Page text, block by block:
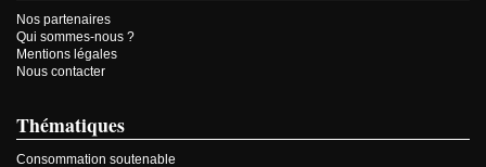
Nos partenaires
Qui sommes-nous ?
Mentions légales
Nous contacter
Thématiques
Consommation soutenable